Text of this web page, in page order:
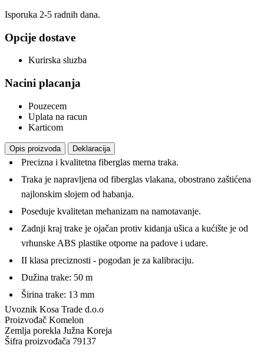
Isporuka 2-5 radnih dana.
Opcije dostave
Kurirska sluzba
Nacini placanja
Pouzecem
Uplata na racun
Karticom
Opis proizvoda Deklaracija
Precizna i kvalitetna fiberglas merna traka.
Traka je napravljena od fiberglas vlakana, obostrano zaštićena
najlonskim slojem od habanja.
Poseduje kvalitetan mehanizam na namotavanje.
Zadnji kraj trake je ojačan protiv kidanja ušica a kućište je od
vrhunske ABS plastike otporne na padove i udare.
II klasa preciznosti - pogodan je za kalibraciju.
Dužina trake: 50 m
Širina trake: 13 mm
Uvoznik Kosa Trade d.o.o
Proizvođač Komelon
Zemlja porekla Južna Koreja
Šifra proizvođača 79137